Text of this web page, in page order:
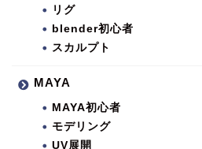
リグ
blender初心者
スカルプト
MAYA
MAYA初心者
モデリング
UV展開